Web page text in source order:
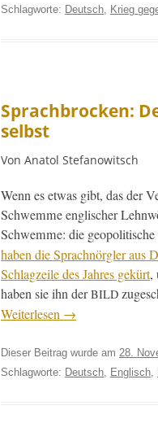
Schlagworte: Deutsch, Krieg
Sprachbrocken:
selbst
Von Anatol Stefanowitsch
Wenn es etwas gibt, das der
Schwemme englis­ch­er
Schwemme: die
haben die Sprach­nör­gler aus
Schlagzeile des Jahres gekürt,
haben sie ihn derBILD
Weit­er­lesen →
Dieser Beitrag wurde am 28.
Schlagworte: Deutsch, Englisch,